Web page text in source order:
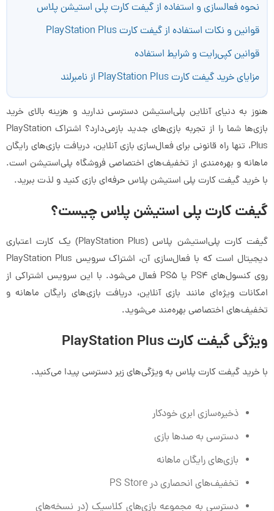
نحوه فعالسازی و استفاده از گیفت کارت پلی استیشن پلاس
قوانین و نکات استفاده از گیفت کارت PlayStation Plus
قوانین کپی‌رایت و شرایط استفاده
مزایای خرید گیفت کارت PlayStation Plus از نامبرلند
هنوز به دنیای آنلاین پلی‌استیشن دسترسی ندارید و هزینه بالای خرید
بازی‌ها شما را از تجربه بازی‌های جدید بازمی‌دارد؟ اشتراک PlayStation
Plus، تنها راه قانونی برای فعال‌سازی بازی آنلاین، دریافت بازی‌های رایگان
ماهانه و بهره‌مندی از تخفیف‌های اختصاصی فروشگاه پلی‌استیشن است.
با خرید گیفت کارت پلی استیشن پلاس حرفه‌ای بازی کنید و لذت ببرید.
گیفت کارت پلی استیشن پلاس چیست؟
گیفت کارت پلی‌استیشن پلاس (PlayStation Plus) یک کارت اعتباری
دیجیتال است که با فعال‌سازی آن، اشتراک سرویس PlayStation Plus
روی کنسول‌های PS4 یا PS5 فعال می‌شود. با این سرویس اشتراکی از
امکانات ویژه‌ای مانند بازی آنلاین، دریافت بازی‌های رایگان ماهانه و
تخفیف‌های اختصاصی بهره‌مند می‌شوید.
ویژگی گیفت کارت PlayStation Plus
با خرید گیفت کارت پلاس به ویژگی‌های زیر دسترسی پیدا می‌کنید.
ذخیره‌سازی ابری خودکار
دسترسی به صدها بازی
بازی‌های رایگان ماهانه
تخفیف‌های انحصاری در PS Store
دسترسی به مجموعه بازی‌های کلاسیک (در نسخه‌های